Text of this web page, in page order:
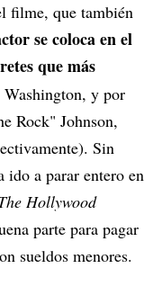
filme, que también
se coloca en el
que más
y por
Rock" Johnson,
Sin
ido a parar entero en
Hollywood
parte para pagar
sueldos menores.